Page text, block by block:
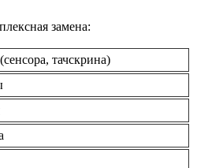
замена:
тачскрина)